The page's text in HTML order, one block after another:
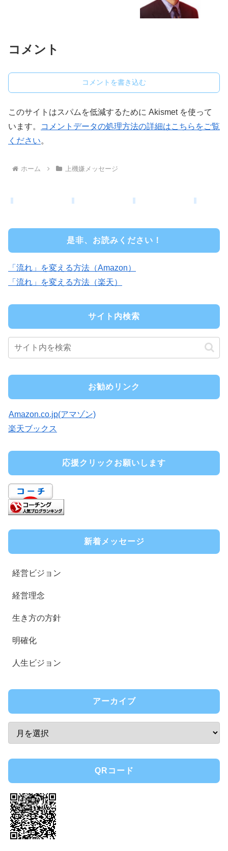
コメント
コメントを書き込む
このサイトはスパムを低減するために Akismet を使って
います。
コメントデータの処理方法の詳細はこちらをご覧
ください。
ホーム 上機嫌メッセージ
是非、お読みください！
「流れ」を変える方法（Amazon）
「流れ」を変える方法（楽天）
サイト内検索
お勧めリンク
Amazon.co.jp(アマゾン)
楽天ブックス
応援クリックお願いします
新着メッセージ
経営ビジョン
経営理念
生き方の方針
明確化
人生ビジョン
アーカイブ
QRコード